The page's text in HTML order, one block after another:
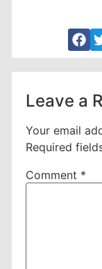
Leave a
Your email
Required
Comment *